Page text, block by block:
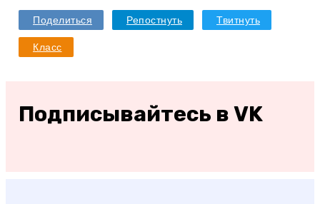
Поделиться Репостнуть Твитнуть
Класс
Подписывайтесь в VK